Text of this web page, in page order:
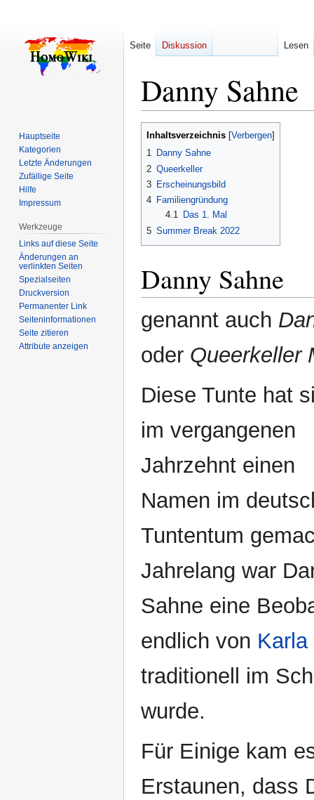
Danny Sahne
Zur
springen
Zur
springen
Inhaltsverzeichnis
1 Danny Sahne
2 Queerkeller
3 Erscheinungsbild
4 Familiengründung
4.1
Das 1. Mal
5 Summer Break 2022
Danny Sahne
genannt auch
oder Queerkeller
Diese Tunte hat
im vergangenen
Jahrzehnt einen
Namen im
Tuntentum
Jahrelang war
Sahne eine
endlich von
traditionell im
wurde.
Für Einige kam
Erstaunen, dass
Seite Diskussion Lesen
Hauptseite
Kategorien
Letzte Änderungen
Zufällige Seite
Hilfe
Impressum
Werkzeuge
Links auf diese Seite
Änderungen an
verlinkten Seiten
Spezialseiten
Druckversion
Permanenter Link
Seiten­­informationen
Seite zitieren
Attribute anzeigen